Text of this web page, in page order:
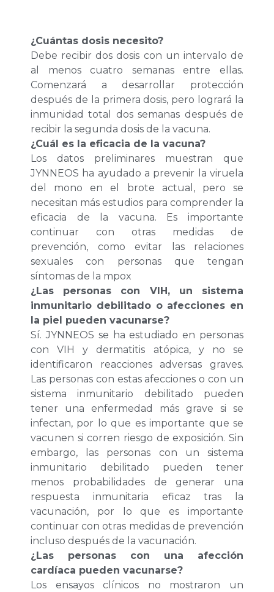
¿Cuántas dosis necesito?
Debe recibir dos dosis con un intervalo de
al menos cuatro semanas entre ellas.
Comenzará a desarrollar protección
después de la primera dosis, pero logrará la
inmunidad total dos semanas después de
recibir la segunda dosis de la vacuna.
¿Cuál es la eficacia de la vacuna?
Los datos preliminares muestran que
JYNNEOS ha ayudado a prevenir la viruela
del mono en el brote actual, pero se
necesitan más estudios para comprender la
eficacia de la vacuna. Es importante
continuar con otras medidas de
prevención, como evitar las relaciones
sexuales con personas que tengan
síntomas de la mpox
¿Las personas con VIH, un sistema
inmunitario debilitado o afecciones en
la piel pueden vacunarse?
Sí. JYNNEOS se ha estudiado en personas
con VIH y dermatitis atópica, y no se
identificaron reacciones adversas graves.
Las personas con estas afecciones o con un
sistema inmunitario debilitado pueden
tener una enfermedad más grave si se
infectan, por lo que es importante que se
vacunen si corren riesgo de exposición. Sin
embargo, las personas con un sistema
inmunitario debilitado pueden tener
menos probabilidades de generar una
respuesta inmunitaria eficaz tras la
vacunación, por lo que es importante
continuar con otras medidas de prevención
incluso después de la vacunación.
¿Las personas con una afección
cardíaca pueden vacunarse?
Los ensayos clínicos no mostraron un